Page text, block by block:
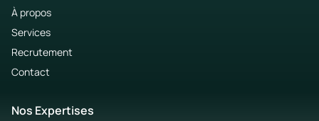
À propos
Services
Recrutement
Contact
Nos Expertises